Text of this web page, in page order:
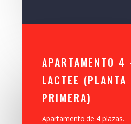
APARTAMENTO
LACTEE (PLANTA
PRIMERA)
Apartamento de 4 plazas.